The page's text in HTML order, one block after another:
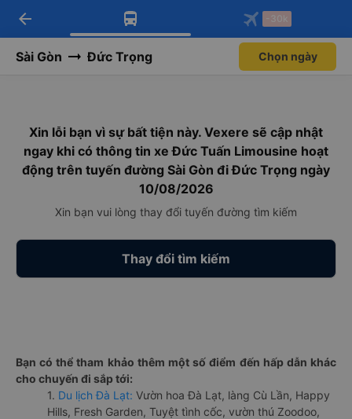
Tải app Vexere ngay!
Nhận ưu đãi thành viên độc
Mở app
Tải app Vexere
-30k/ghế khi đặt vé máy bay qua
Mở app
arrow_back -30k
Sài Gòn Đức Trọng Chọn ngày
Xin lỗi bạn vì sự bất tiện này. Vexere sẽ cập nhật
ngay khi có thông tin xe Đức Tuấn Limousine hoạt
động trên tuyến đường Sài Gòn đi Đức Trọng ngày
10/08/2026
Xin bạn vui lòng thay đổi tuyến đường tìm kiếm
Thay đổi tìm kiếm
Bạn có thể tham khảo thêm một số điểm đến hấp dẫn khác
cho chuyến đi sắp tới:
1. Du lịch Đà Lạt: Vườn hoa Đà Lạt, làng Cù Lần, Happy
Hills, Fresh Garden, Tuyệt tình cốc, vườn thú Zoodoo,